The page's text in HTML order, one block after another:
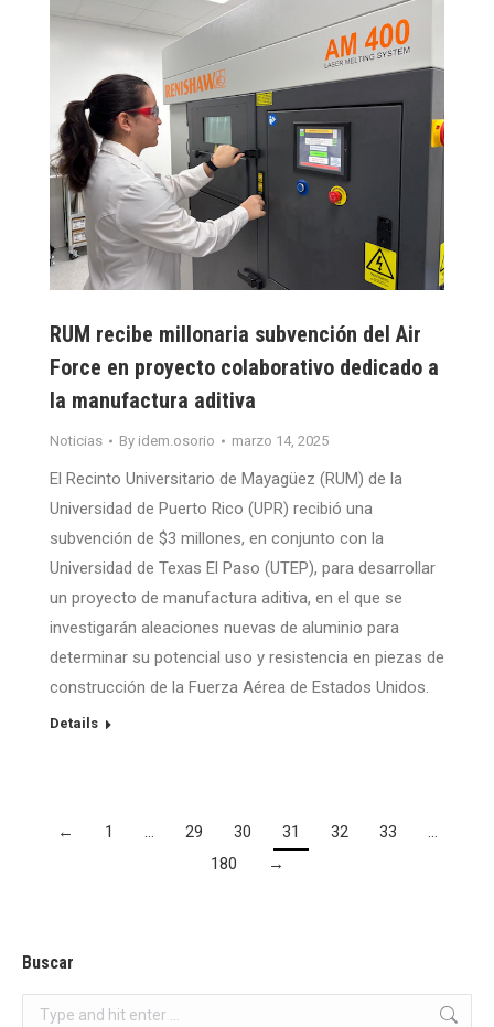
RUM recibe millonaria subvención del Air
Force en proyecto colaborativo dedicado a
la manufactura aditiva
Noticias By idem.osorio marzo 14, 2025
El Recinto Universitario de Mayagüez (RUM) de la
Universidad de Puerto Rico (UPR) recibió una
subvención de $3 millones, en conjunto con la
Universidad de Texas El Paso (UTEP), para desarrollar
un proyecto de manufactura aditiva, en el que se
investigarán aleaciones nuevas de aluminio para
determinar su potencial uso y resistencia en piezas de
construcción de la Fuerza Aérea de Estados Unidos.
Details
← 1 … 29 30 31 32 33
…
180
→
Buscar
Search: